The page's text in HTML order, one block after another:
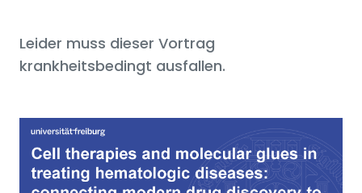
Leider muss dieser Vortrag
krankheitsbedingt ausfallen.